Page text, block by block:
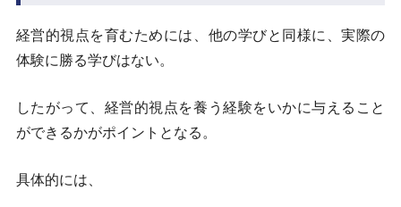
経営的視点を育むためには、他の学びと同様に、実際の
体験に勝る学びはない。
したがって、経営的視点を養う経験をいかに与えること
ができるかがポイントとなる。
具体的には、